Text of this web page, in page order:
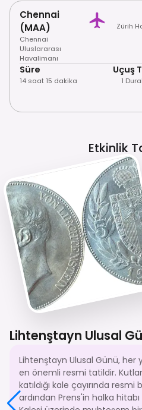
Chennai
(MAA)
Chennai
Uluslararası
Havalimanı
Zürih
Süre
14 saat 15 dakika
Uçuş
1
Etkinlik
Lihtenştayn Ulusal
Lihtenştayn Ulusal Günü, her
en önemli resmi tatildir.
katıldığı kale çayırında
ardından Prens'in halka